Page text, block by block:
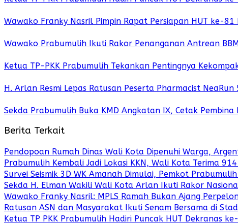
Wawako Franky Nasril Pimpin Rapat Persiapan HUT ke-81
Wawako Prabumulih Ikuti Rakor Penanganan Antrean
Ketua TP-PKK Prabumulih Tekankan Pentingnya
H. Arlan Resmi Lepas Ratusan Peserta Pharmacist
Sekda Prabumulih Buka KMD Angkatan IX, Cetak
Berita Terkait
Pendopoan Rumah Dinas Wali Kota Dipenuhi Warga,
Prabumulih Kembali Jadi Lokasi KKN, Wali Kota Terima
Survei Seismik 3D WK Amanah Dimulai, Pemkot
Sekda H. Elman Wakili Wali Kota Arlan Ikuti Rakor
Wawako Franky Nasril: MPLS Ramah Bukan Ajang
Ratusan ASN dan Masyarakat Ikuti Senam Bersama di
Ketua TP PKK Prabumulih Hadiri Puncak HUT Dekranas